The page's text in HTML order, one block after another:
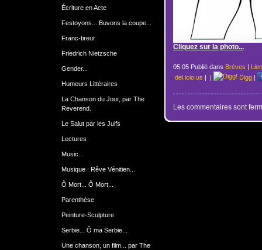
Écriture en Acte
Festoyons... Buvons la coupe...
Franc-tireur
Friedrich Nietzsche
Gender...
Humeurs Littéraires
La Chanson du Jour, par The
Reverend.
Le Salut par les Juifs
Lectures
Music...
Musique : Rêve Vénitien...
Ô Mort... Ô Mort...
Parenthèse
Peinture-Sculpture
Serbie... Ô ma Serbie...
Une chanson, un film... par The
Cliquez sur la photo...
05:05 Publié dans Brèves |
del.icio.us | | Digg|
Les commentaires sont